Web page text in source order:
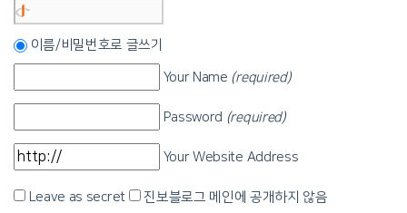
이름/비밀번호로 글쓰기
Your Name (required)
Password (required)
Your Website Address
Leave as secret 진보블로그 메인에 공개하지 않음